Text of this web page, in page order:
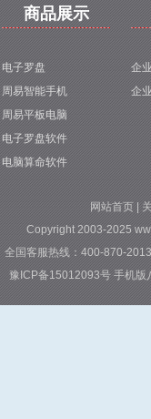
商品展示
电子罗盘
周易智能手机
周易平板电脑
电子罗盘软件
电脑算命软件
企
企
网站首页|
Copyright 2003-2025
全国客服热线：400-870-
豫ICP备15012093号 手机版